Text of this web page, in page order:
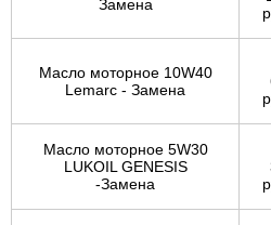
Замена
Масло моторное 10W40
Lemarc - Замена
Масло моторное 5W30
LUKOIL GENESIS
-Замена